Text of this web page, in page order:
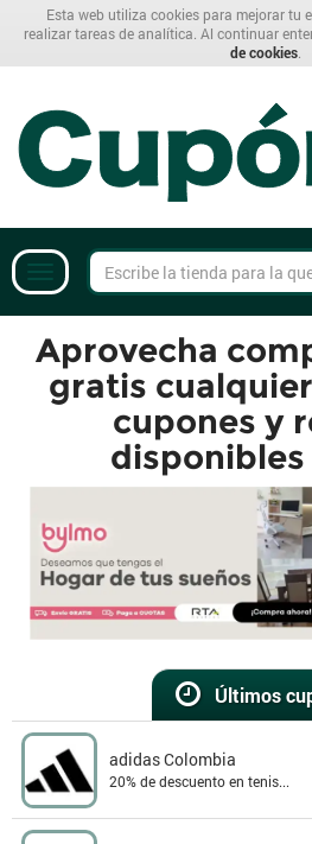
Esta web utiliza cookies para mejorar tu
realizar tareas de analítica. Al continuar
de cookies
Aprovecha
gratis
cupones y
Últimos
adidas Colombia
20% de descuento en tenis...